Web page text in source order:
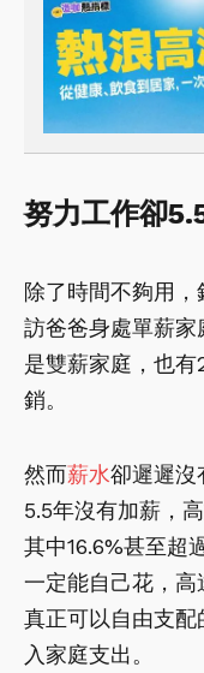
努力工作卻
除了時間不夠用
訪爸爸身處單薪
是雙薪家庭，也
銷。
然而薪水卻遲遲沒
5.5年沒有加薪，
其中16.6%甚至超
一定能自己花，
真正可以自由支
入家庭支出。